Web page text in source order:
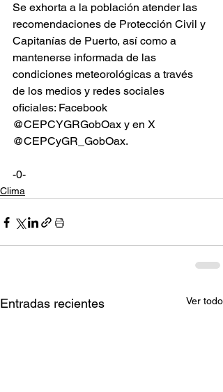
Se exhorta a la población atender las
recomendaciones de Protección Civil y
Capitanías de Puerto, así como a
mantenerse informada de las
condiciones meteorológicas a través
de los medios y redes sociales
oficiales: Facebook
@CEPCYGRGobOax y en X
@CEPCyGR_GobOax.
-0-
Clima
Entradas recientes Ver todo